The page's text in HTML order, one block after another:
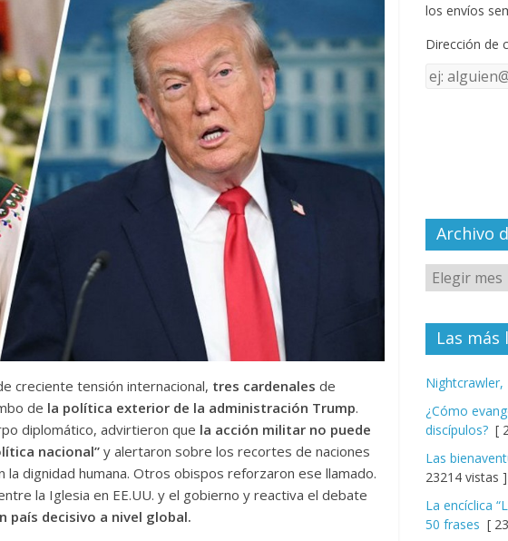
creciente tensión internacional, tres cardenales de
de la política exterior de la administración Trump.
diplomático, advirtieron que la acción militar no puede
nacional” y alertaron sobre los recortes de naciones
la dignidad humana. Otros obispos reforzaron ese llamado.
la Iglesia en EE.UU. y el gobierno y reactiva el debate
país decisivo a nivel global.
o
k
los envíos
Dirección de
Dirección
Archivo
Las más
Nightcrawler,
¿Cómo
discípulos? [
Las
23214 vistas ]
La encíclica
50 frases [